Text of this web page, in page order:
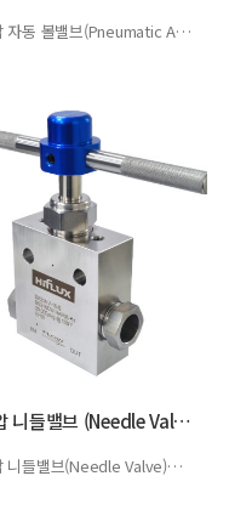
고압 자동 볼밸브(Pneumatic Actuator Ball Valve)공기압…
고압 니들밸브 (Needle Valve) -…
고압 니들밸브(Needle Valve)유량을 조절하거나 흐름을 차단/개폐하는 수동…